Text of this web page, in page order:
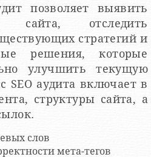
позволяет выявить
сайта, отследить
стратегий и
решения, которые
улучшить текущую
SEO аудита включает в
структуры сайта, а
слов
мета-тегов